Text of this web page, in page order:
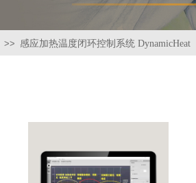
>> 感应加热温度闭环控制系统 DynamicHeat